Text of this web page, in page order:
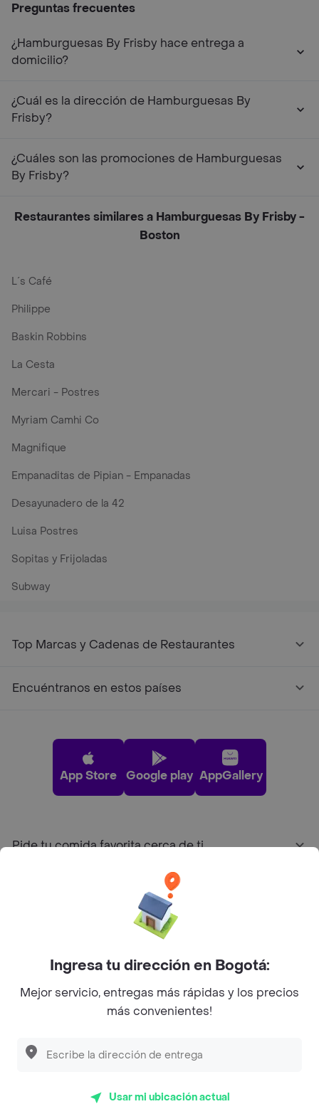
Preguntas frecuentes
¿Hamburguesas By Frisby hace entrega a
domicilio?
¿Cuál es la dirección de Hamburguesas By
Frisby?
¿Cuáles son las promociones de Hamburguesas
By Frisby?
Restaurantes similares a Hamburguesas By Frisby -
Boston
L´s Café
Philippe
Baskin Robbins
La Cesta
Mercari - Postres
Myriam Camhi Co
Magnifique
Empanaditas de Pipian - Empanadas
Desayunadero de la 42
Luisa Postres
Sopitas y Frijoladas
Subway
Top Marcas y Cadenas de Restaurantes
Encuéntranos en estos países
App Store Google play AppGallery
Pide tu comida favorita cerca de ti
Sobre Rappi
Facebook
Twitter
Instagram
©2026Rappi Inc. All rights reserved.
Ingresa tu dirección en Bogotá:
Mejor servicio, entregas más rápidas y los precios
más convenientes!
Usar mi ubicación actual